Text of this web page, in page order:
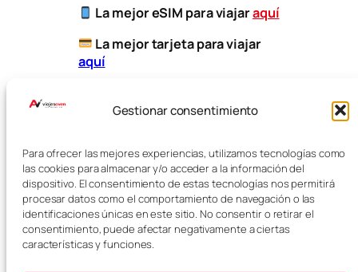
Gestionar consentimiento
Para ofrecer las mejores experiencias, utilizamos tecnologías como
las cookies para almacenar y/o acceder a la información del
dispositivo. El consentimiento de estas tecnologías nos permitirá
procesar datos como el comportamiento de navegación o las
identificaciones únicas en este sitio. No consentir o retirar el
consentimiento, puede afectar negativamente a ciertas
características y funciones.
La mejor eSIM para viajaraquí
La mejor tarjeta para viajar
aquí
con un 5% de descuentoaquí
​TransporteenLisboaaquí
​Traslados enLisboaaquí
Guarda tus maletas enLisboa
aquí